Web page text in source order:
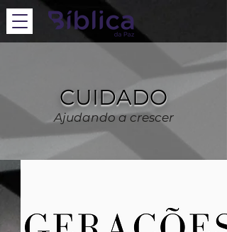
CUIDADO
Ajudando a crescer